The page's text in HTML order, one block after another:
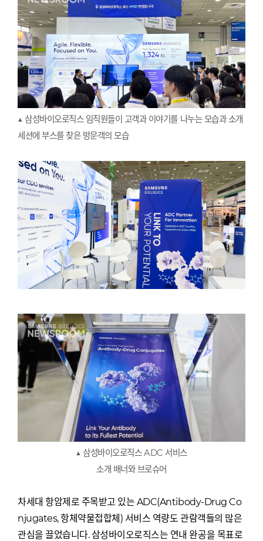
▲ 삼성바이오로직스 임직원들이 고객과 이야기를 나누는 모습과 소개
세션에 부스를 찾은 방문객의 모습
▲ 삼성바이오로직스 ADC 서비스
소개 배너와 브로슈어
차세대 항암제로 주목받고 있는 ADC(Antibody-Drug Co
njugates, 항체약물접합체) 서비스 역량도 관람객들의 많은
관심을 끌었습니다. 삼성바이오로직스는 연내 완공을 목표로